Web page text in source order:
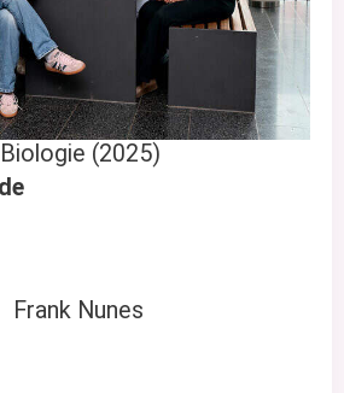
(2025)
Frank Nunes